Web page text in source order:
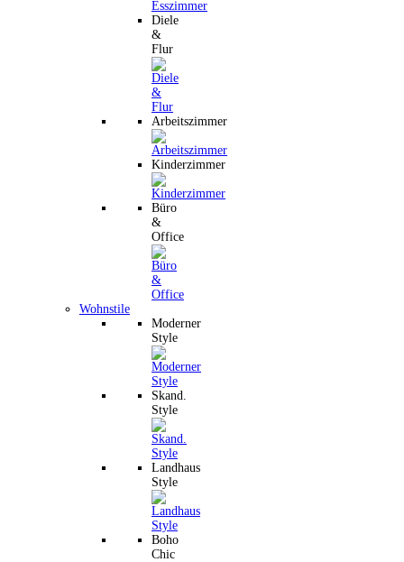
Diele
&
Flur
Arbeitszimmer
Kinderzimmer
Büro
&
Office
Wohnstile
Moderner
Style
Skand.
Style
Landhaus
Style
Boho
Chic